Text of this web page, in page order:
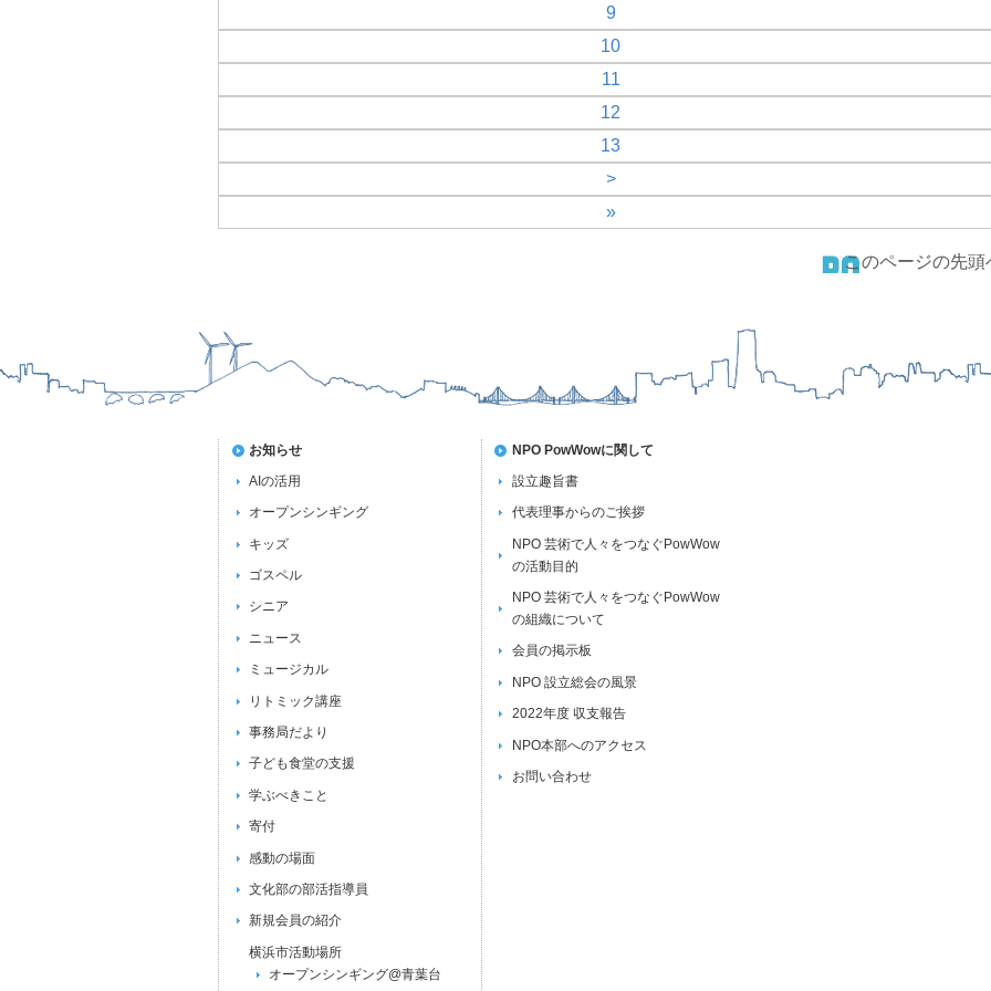
9
10
11
12
13
>
»
このページの先頭
お知らせ
AIの活用
オープンシンギング
キッズ
ゴスペル
シニア
ニュース
ミュージカル
リトミック講座
事務局だより
子ども食堂の支援
学ぶべきこと
寄付
感動の場面
文化部の部活指導員
新規会員の紹介
横浜市活動場所
オープンシンギング@青葉台
NPO PowWowに関して
設立趣旨書
代表理事からのご挨拶
NPO 芸術で人々をつなぐPowWow
の活動目的
NPO 芸術で人々をつなぐPowWow
の組織について
会員の掲示板
NPO 設立総会の風景
2022年度 収支報告
NPO本部へのアクセス
お問い合わせ